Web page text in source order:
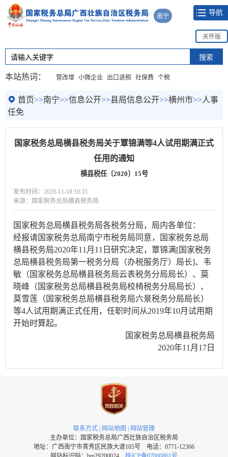
南宁
导航
关怀版
本站热词： 营改增 小微企业 出口退税 社保费 个税
首页>>南宁>>信息公开>>县局信息公开>>横州市>>人事
任免
国家税务总局横县税务局关于覃锦满等4人试用期满正式
任用的通知
横县税任〔2020〕15号
发布时间：2020-11-18 10:35
来源：国家税务总局横县税务局
国家税务总局横县税务局各税务分局，局内各单位：
经报请国家税务总局南宁市税务局同意，国家税务总局
横县税务局2020年11月11日研究决定，覃锦满[国家税务
总局横县税务局第一税务分局（办税服务厅）局长]、韦
敏（国家税务总局横县税务局云表税务分局局长）、莫
晓峰（国家税务总局横县税务局校椅税务分局局长）、
莫雪莲（国家税务总局横县税务局六景税务分局局长）
等4人试用期满正式任用，任职时间从2019年10月试用期
开始时算起。
国家税务总局横县税务局
2020年11月17日
联系方式 | 网站地图 | 网站管理
主办单位：国家税务总局广西壮族自治区税务局
地址：广西南宁市青秀区民族大道105号 电话：0771-12366